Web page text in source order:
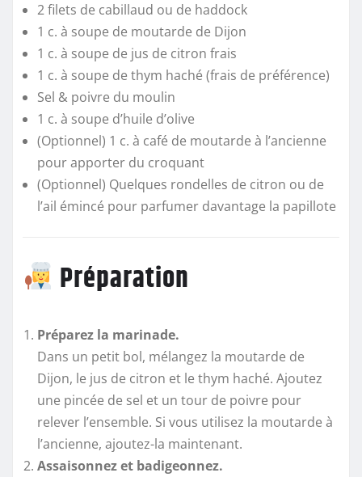
2 filets de cabillaud ou de haddock
1 c. à soupe de moutarde de Dijon
1 c. à soupe de jus de citron frais
1 c. à soupe de thym haché (frais de préférence)
Sel & poivre du moulin
1 c. à soupe d’huile d’olive
(Optionnel) 1 c. à café de moutarde à l’ancienne
pour apporter du croquant
(Optionnel) Quelques rondelles de citron ou de
l’ail émincé pour parfumer davantage la papillote
Préparation
Préparez la marinade.
Dans un petit bol, mélangez la moutarde de
Dijon, le jus de citron et le thym haché. Ajoutez
une pincée de sel et un tour de poivre pour
relever l’ensemble. Si vous utilisez la moutarde à
l’ancienne, ajoutez-la maintenant.
Assaisonnez et badigeonnez.